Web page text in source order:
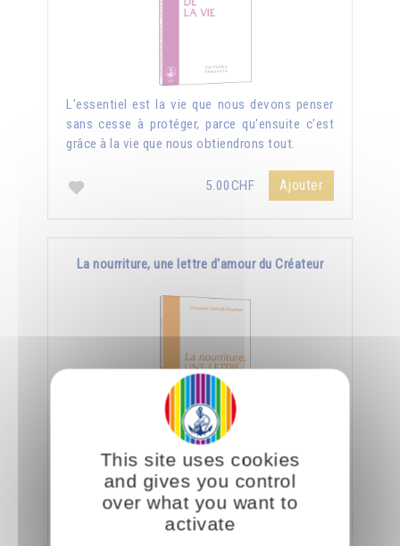
L'essentiel est la vie que nous devons penser
sans cesse à protéger, parce qu'ensuite c'est
grâce à la vie que nous obtiendrons tout.
5.00CHF Ajouter
La nourriture, une lettre d'amour du Créateur
Le jour où nous aurons appris à manger
consciemment, nous saurons déchiffrer tout ce
que le Créateur nous dit à travers la nourriture.
This site uses cookies
and gives you control
over what you want to
activate